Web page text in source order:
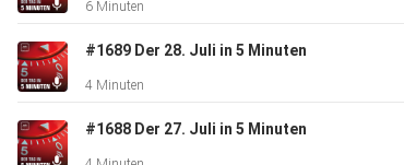
6 Minuten
#1689 Der 28. Juli in 5 Minuten
4 Minuten
#1688 Der 27. Juli in 5 Minuten